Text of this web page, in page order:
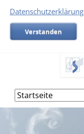
Datenschutzerklärung
Verstanden
Navigation
überspringen